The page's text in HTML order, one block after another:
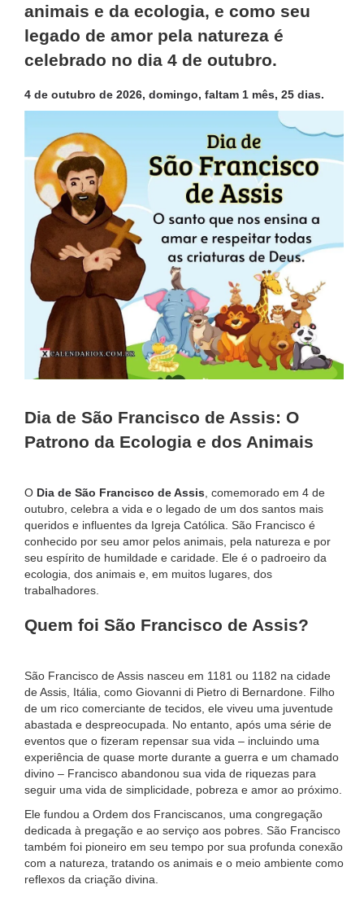
animais e da ecologia, e como seu
legado de amor pela natureza é
celebrado no dia 4 de outubro.
4 de outubro de 2026, domingo, faltam 1 mês, 25 dias.
Dia de São Francisco de Assis: O
Patrono da Ecologia e dos Animais
O Dia de São Francisco de Assis, comemorado em 4 de
outubro, celebra a vida e o legado de um dos santos mais
queridos e influentes da Igreja Católica. São Francisco é
conhecido por seu amor pelos animais, pela natureza e por
seu espírito de humildade e caridade. Ele é o padroeiro da
ecologia, dos animais e, em muitos lugares, dos
trabalhadores.
Quem foi São Francisco de Assis?
São Francisco de Assis nasceu em 1181 ou 1182 na cidade
de Assis, Itália, como Giovanni di Pietro di Bernardone. Filho
de um rico comerciante de tecidos, ele viveu uma juventude
abastada e despreocupada. No entanto, após uma série de
eventos que o fizeram repensar sua vida – incluindo uma
experiência de quase morte durante a guerra e um chamado
divino – Francisco abandonou sua vida de riquezas para
seguir uma vida de simplicidade, pobreza e amor ao próximo.
Ele fundou a Ordem dos Franciscanos, uma congregação
dedicada à pregação e ao serviço aos pobres. São Francisco
também foi pioneiro em seu tempo por sua profunda conexão
com a natureza, tratando os animais e o meio ambiente como
reflexos da criação divina.